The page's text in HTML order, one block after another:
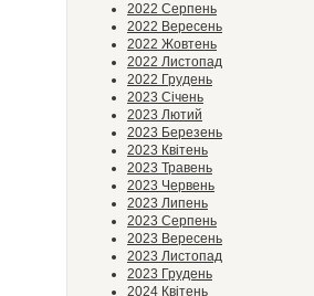
2022 Серпень
2022 Вересень
2022 Жовтень
2022 Листопад
2022 Грудень
2023 Січень
2023 Лютий
2023 Березень
2023 Квітень
2023 Травень
2023 Червень
2023 Липень
2023 Серпень
2023 Вересень
2023 Листопад
2023 Грудень
2024 Квітень